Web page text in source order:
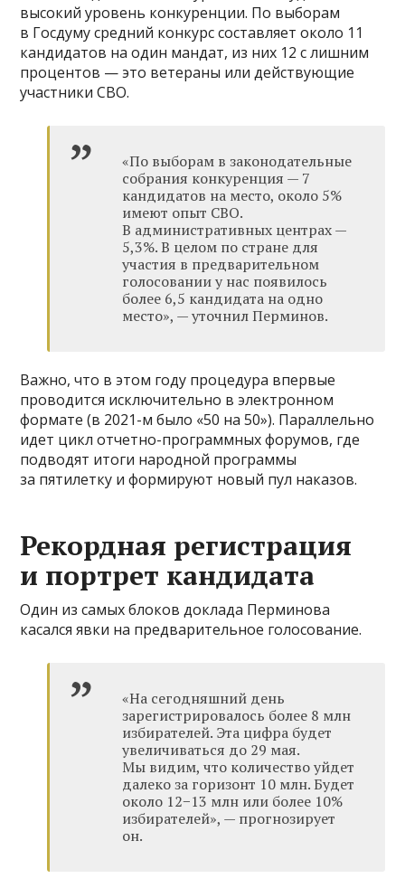
высокий уровень конкуренции. По выборам
в Госдуму средний конкурс составляет около 11
кандидатов на один мандат, из них 12 с лишним
процентов — это ветераны или действующие
участники СВО.
«По выборам в законодательные
собрания конкуренция — 7
кандидатов на место, около 5%
имеют опыт СВО.
В административных центрах —
5,3%. В целом по стране для
участия в предварительном
голосовании у нас появилось
более 6,5 кандидата на одно
место», — уточнил Перминов.
Важно, что в этом году процедура впервые
проводится исключительно в электронном
формате (в 2021-м было «50 на 50»). Параллельно
идет цикл отчетно-программных форумов, где
подводят итоги народной программы
за пятилетку и формируют новый пул наказов.
Рекордная регистрация
и портрет кандидата
Один из самых блоков доклада Перминова
касался явки на предварительное голосование.
«На сегодняшний день
зарегистрировалось более 8 млн
избирателей. Эта цифра будет
увеличиваться до 29 мая.
Мы видим, что количество уйдет
далеко за горизонт 10 млн. Будет
около 12−13 млн или более 10%
избирателей», — прогнозирует
он.